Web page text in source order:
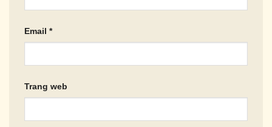
Email *
Trang web